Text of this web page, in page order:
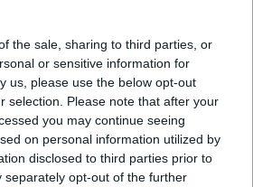
the sale, sharing to third parties, or
or sensitive information for
us, please use the below opt-out
selection. Please note that after your
you may continue seeing
on personal information utilized by
disclosed to third parties prior to
separately opt-out of the further
de la Cañada
agosto enAquópolis.
23,90 euros.
para disfrutar de toboganes,
durante toda la jornada.